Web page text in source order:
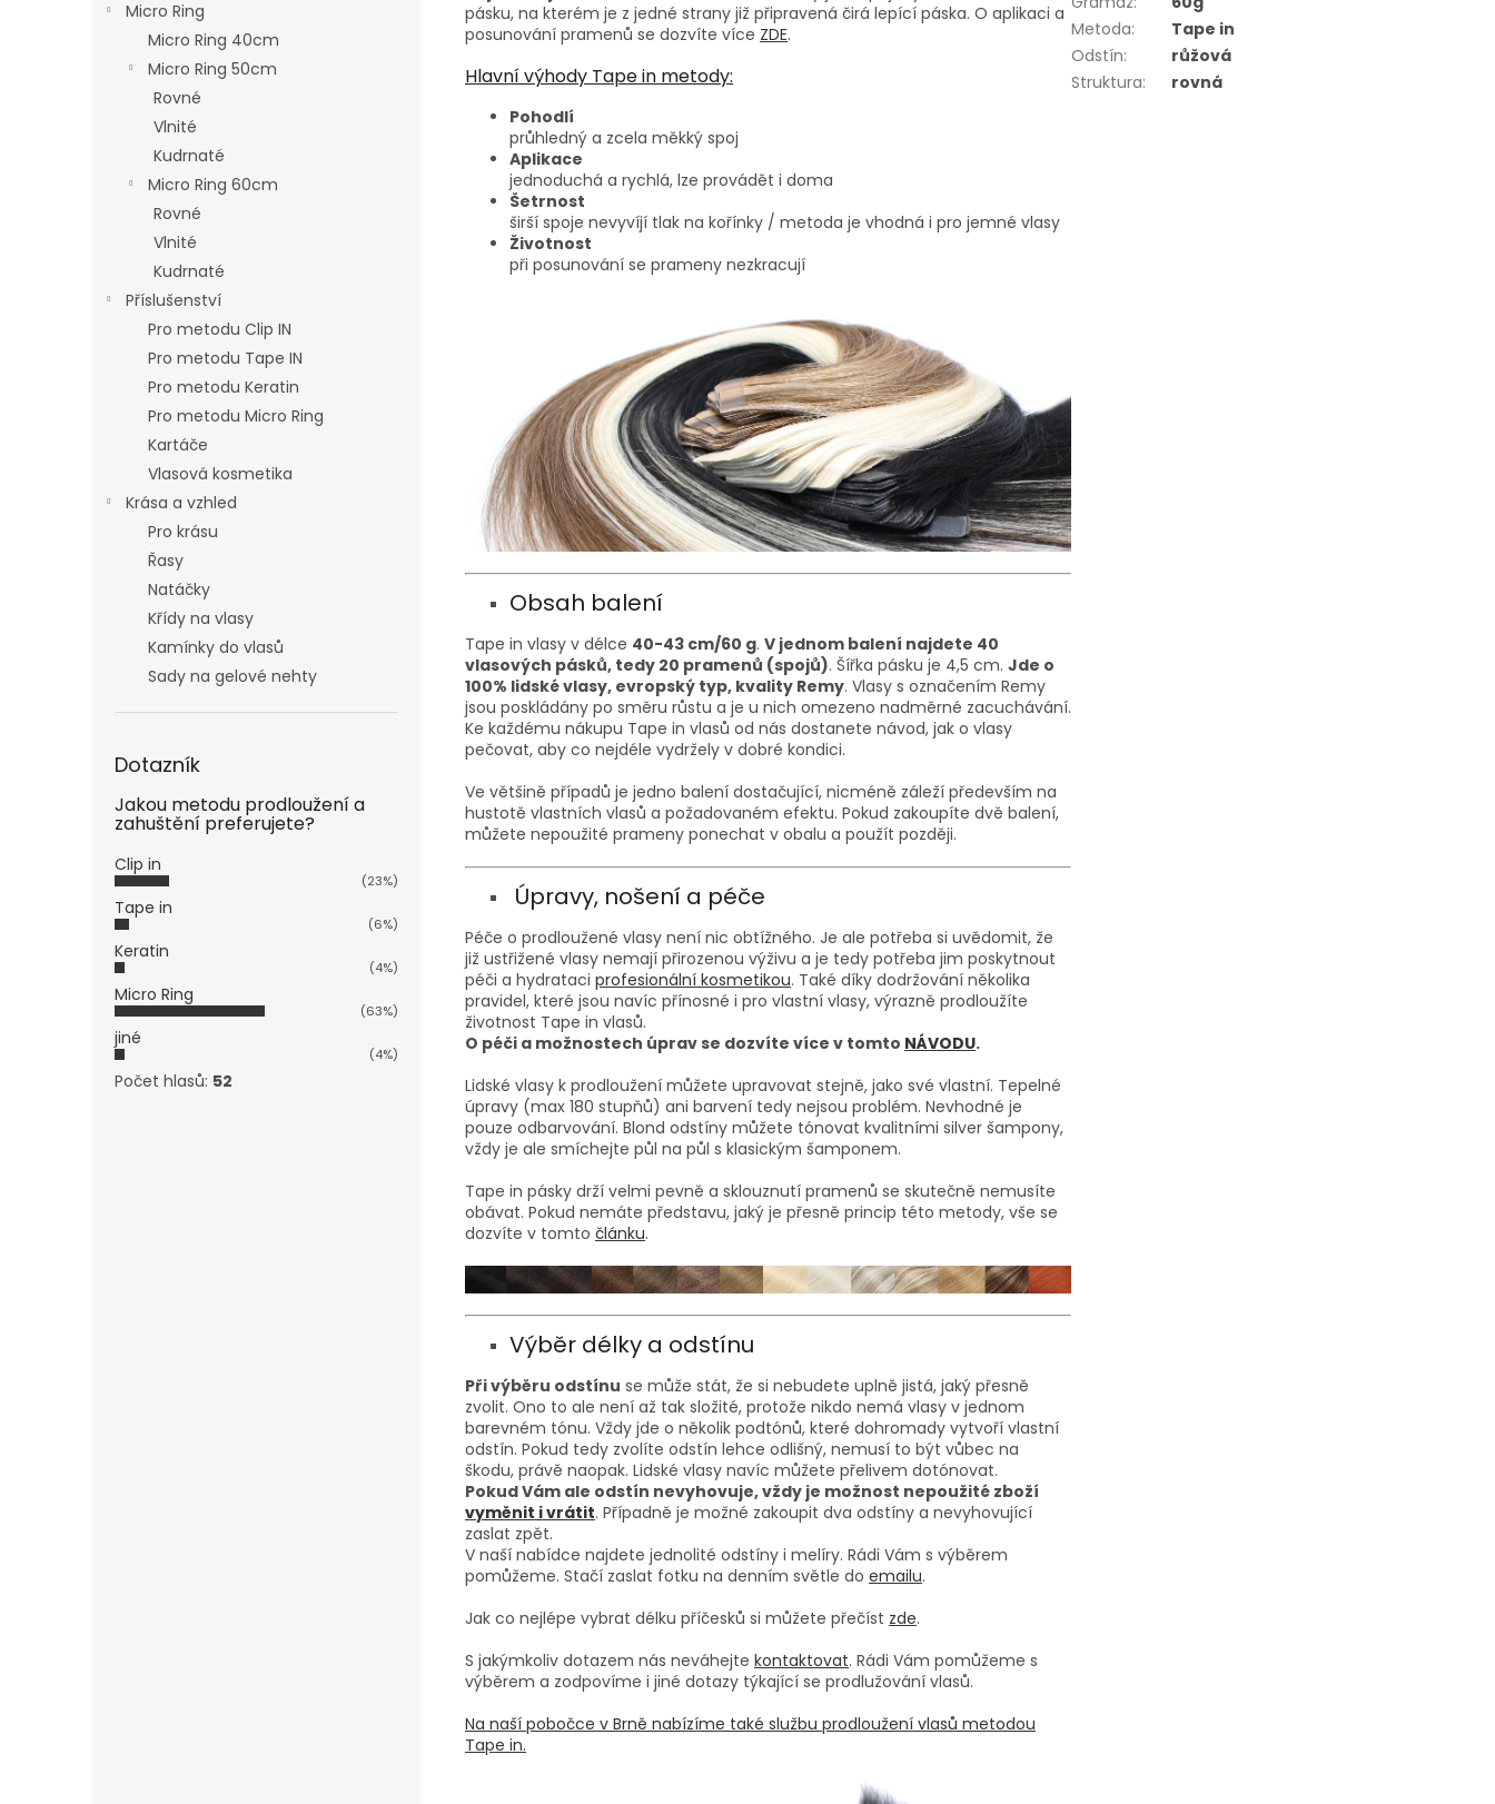
Micro Ring
Micro Ring 40cm
Micro Ring 50cm
Rovné
Vlnité
Kudrnaté
Micro Ring 60cm
Rovné
Vlnité
Kudrnaté
Příslušenství
Pro metodu Clip IN
Pro metodu Tape IN
Pro metodu Keratin
Pro metodu Micro Ring
Kartáče
Vlasová kosmetika
Krása a vzhled
Pro krásu
Řasy
Natáčky
Křídy na vlasy
Kamínky do vlasů
Sady na gelové nehty
Dotazník
Jakou metodu prodloužení a
zahuštění preferujete?
Clip in
(23%)
Tape in
(6%)
Keratin
(4%)
Micro Ring
(63%)
jiné
(4%)
Počet hlasů: 52
pásku, na kterém je z jedné strany již připravená čirá lepící páska. O aplikaci a
posunování pramenů se dozvíte více ZDE.
Hlavní výhody Tape in metody:
Pohodlí
průhledný a zcela měkký spoj
Aplikace
jednoduchá a rychlá, lze provádět i doma
Šetrnost
širší spoje nevyvíjí tlak na kořínky / metoda je vhodná i pro jemné vlasy
Životnost
při posunování se prameny nezkracují
Obsah balení
Tape in vlasy v délce 40-43 cm/60 g. V jednom balení najdete 40
vlasových pásků, tedy 20 pramenů (spojů). Šířka pásku je 4,5 cm. Jde o
100% lidské vlasy, evropský typ, kvality Remy. Vlasy s označením Remy
jsou poskládány po směru růstu a je u nich omezeno nadměrné zacuchávání.
Ke každému nákupu Tape in vlasů od nás dostanete návod, jak o vlasy
pečovat, aby co nejdéle vydržely v dobré kondici.
Ve většině případů je jedno balení dostačující, nicméně záleží především na
hustotě vlastních vlasů a požadovaném efektu. Pokud zakoupíte dvě balení,
můžete nepoužité prameny ponechat v obalu a použít později.
Úpravy, nošení a péče
Péče o prodloužené vlasy není nic obtížného. Je ale potřeba si uvědomit, že
již ustřižené vlasy nemají přirozenou výživu a je tedy potřeba jim poskytnout
péči a hydrataci profesionální kosmetikou. Také díky dodržování několika
pravidel, které jsou navíc přínosné i pro vlastní vlasy, výrazně prodloužíte
životnost Tape in vlasů.
O péči a možnostech úprav se dozvíte více v tomto NÁVODU.
Lidské vlasy k prodloužení můžete upravovat stejně, jako své vlastní. Tepelné
úpravy (max 180 stupňů) ani barvení tedy nejsou problém. Nevhodné je
pouze odbarvování. Blond odstíny můžete tónovat kvalitními silver šampony,
vždy je ale smíchejte půl na půl s klasickým šamponem.
Tape in pásky drží velmi pevně a sklouznutí pramenů se skutečně nemusíte
obávat. Pokud nemáte představu, jaký je přesně princip této metody, vše se
dozvíte v tomto článku.
Výběr délky a odstínu
Při výběru odstínu se může stát, že si nebudete uplně jistá, jaký přesně
zvolit. Ono to ale není až tak složité, protože nikdo nemá vlasy v jednom
barevném tónu. Vždy jde o několik podtónů, které dohromady vytvoří vlastní
odstín. Pokud tedy zvolíte odstín lehce odlišný, nemusí to být vůbec na
škodu, právě naopak. Lidské vlasy navíc můžete přelivem dotónovat.
Pokud Vám ale odstín nevyhovuje, vždy je možnost nepoužité zboží
vyměnit i vrátit. Případně je možné zakoupit dva odstíny a nevyhovující
zaslat zpět.
V naší nabídce najdete jednolité odstíny i melíry. Rádi Vám s výběrem
pomůžeme. Stačí zaslat fotku na denním světle do emailu.
Jak co nejlépe vybrat délku příčesků si můžete přečíst zde.
S jakýmkoliv dotazem nás neváhejte kontaktovat. Rádi Vám pomůžeme s
výběrem a zodpovíme i jiné dotazy týkající se prodlužování vlasů.
Na naší pobočce v Brně nabízíme také službu prodloužení vlasů metodou
Tape in.
Metoda:
Tape in
Odstín:
růžová
Struktura: rovná